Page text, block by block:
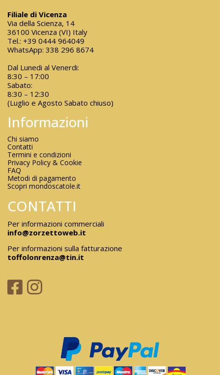
Filiale di Vicenza
Via della Scienza, 14
36100 Vicenza (VI) Italy
Tel.: +39 0444 964049
WhatsApp: 338 296 8674
Dal Lunedi al Venerdi:
8:30 – 17:00
Sabato:
8:30 – 12:30
(Luglio e Agosto Sabato chiuso)
Informazioni
Chi siamo
Contatti
Termini e condizioni
Privacy Policy & Cookie
FAQ
Metodi di pagamento
Scopri mondoscatole.it
CONTATTI
Per informazioni commerciali
info@zorzettoweb.it
Per informazioni sulla fatturazione
toffolonrenza@tin.it